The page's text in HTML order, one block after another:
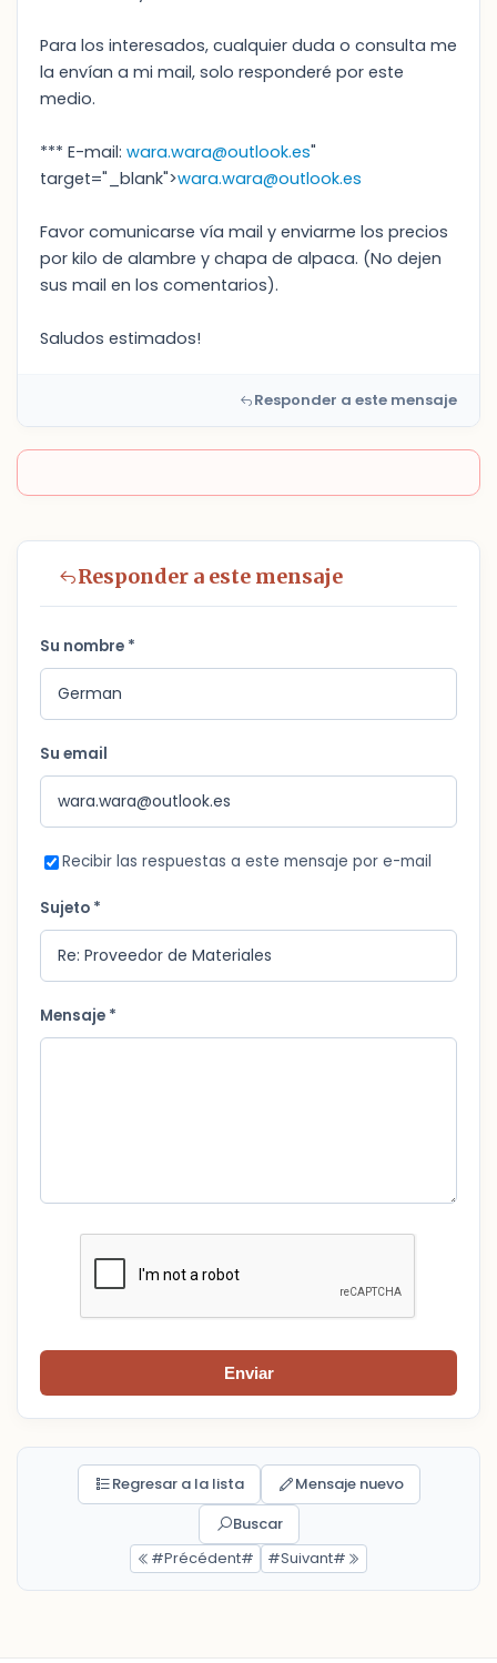
Para los interesados, cualquier duda o consulta me
la envían a mi mail, solo responderé por este
medio.
*** E-mail: wara.wara@outlook.es"
target="_blank">wara.wara@outlook.es
Favor comunicarse vía mail y enviarme los precios
por kilo de alambre y chapa de alpaca. (No dejen
sus mail en los comentarios).
Saludos estimados!
Responder a este mensaje
Responder a este mensaje
Su nombre *
Su email
Recibir las respuestas a este mensaje por e-mail
Sujeto *
Mensaje *
Enviar
Regresar a la lista
Mensaje nuevo
Buscar
#Précédent#
#Suivant#